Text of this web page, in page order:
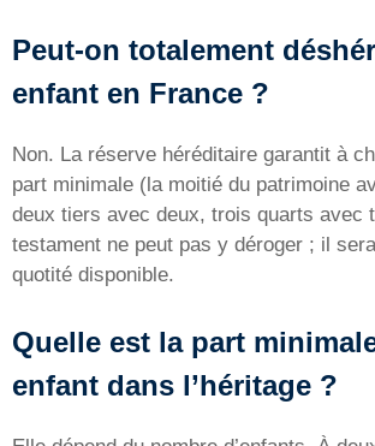
Peut-on totalement
enfant en France ?
Non. La réserve héréditaire garantit à
part minimale (la moitié du patrimoine
deux tiers avec deux, trois quarts avec
testament ne peut pas y déroger ; il
quotité disponible.
Quelle est la part
enfant dans l’héritage ?